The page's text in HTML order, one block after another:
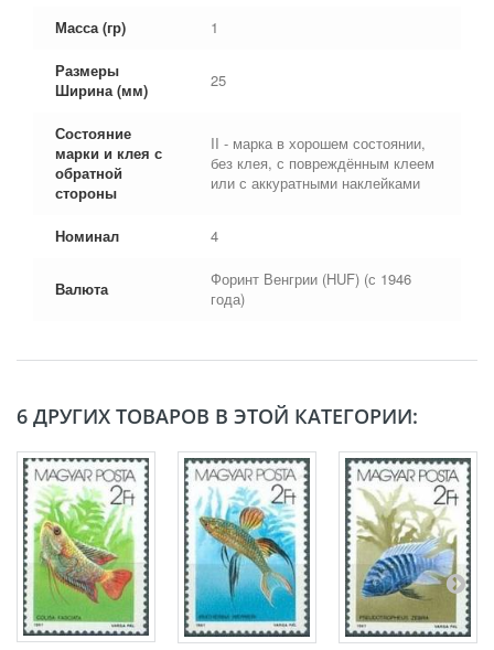
Масса (гр) 1
Размеры
Ширина (мм)
25
Состояние
марки и клея с
обратной
стороны
II - марка в хорошем состоянии,
без клея, с повреждённым клеем
или с аккуратными наклейками
Номинал 4
Валюта
Форинт Венгрии (HUF) (с 1946
года)
6 ДРУГИХ ТОВАРОВ В ЭТОЙ КАТЕГОРИИ: